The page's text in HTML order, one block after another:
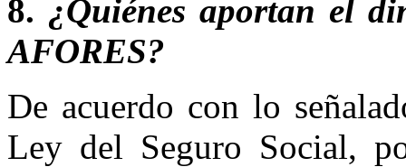
8. ¿Quiénes aportan el
AFORES?
De acuerdo con lo
Ley del Seguro Social,